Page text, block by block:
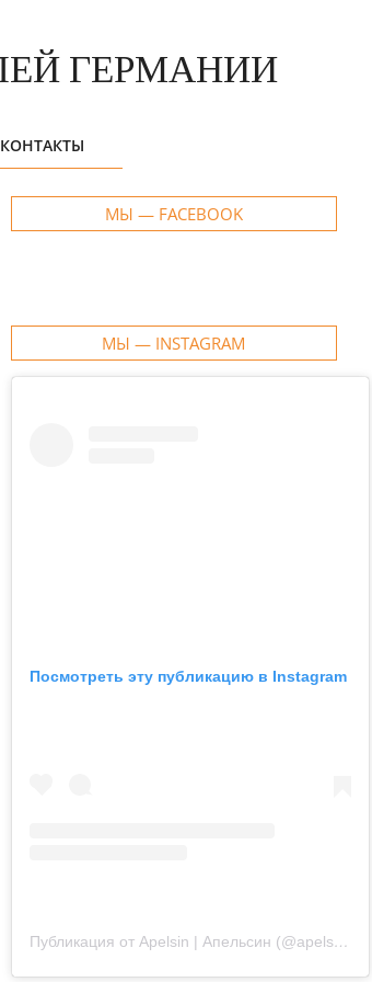
КОНТАКТЫ
МЫ — FACEBOOK
МЫ — INSTAGRAM
Посмотреть эту публикацию в Instagram
Публикация от Apelsin | Апельсин (@apelsin.muenchen)